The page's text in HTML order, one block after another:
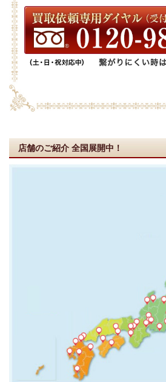
店舗のご紹介 全国展開中！